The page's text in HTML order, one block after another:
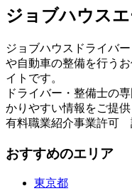
ジョブハウス
ジョブハウスドライバ
や自動車の整備を行う
イトです。
ドライバー・整備士の
かりやすい情報をご提供
有料職業紹介事業許可
おすすめのエリア
東京都